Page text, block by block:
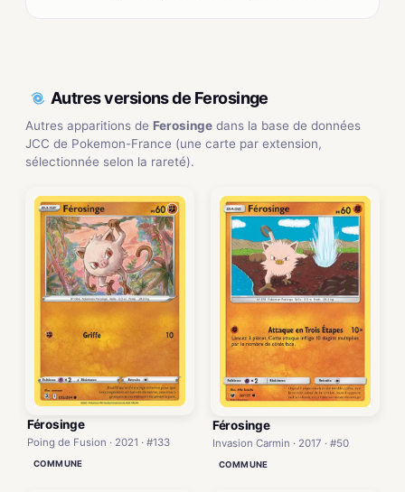
Autres versions de Ferosinge
Autres apparitions de Ferosinge dans la base de données
JCC de Pokemon-France (une carte par extension,
sélectionnée selon la rareté).
Férosinge
Poing de Fusion · 2021 · #133
COMMUNE
Férosinge
Invasion Carmin · 2017 · #50
COMMUNE